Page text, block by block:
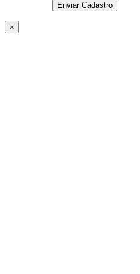
×